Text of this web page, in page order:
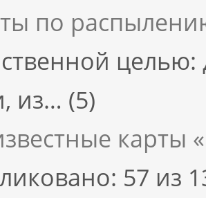
по
целью:
из… (5)
карты
57 из